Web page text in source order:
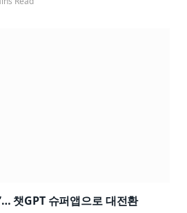
챗GPT 슈퍼앱으로 대전환